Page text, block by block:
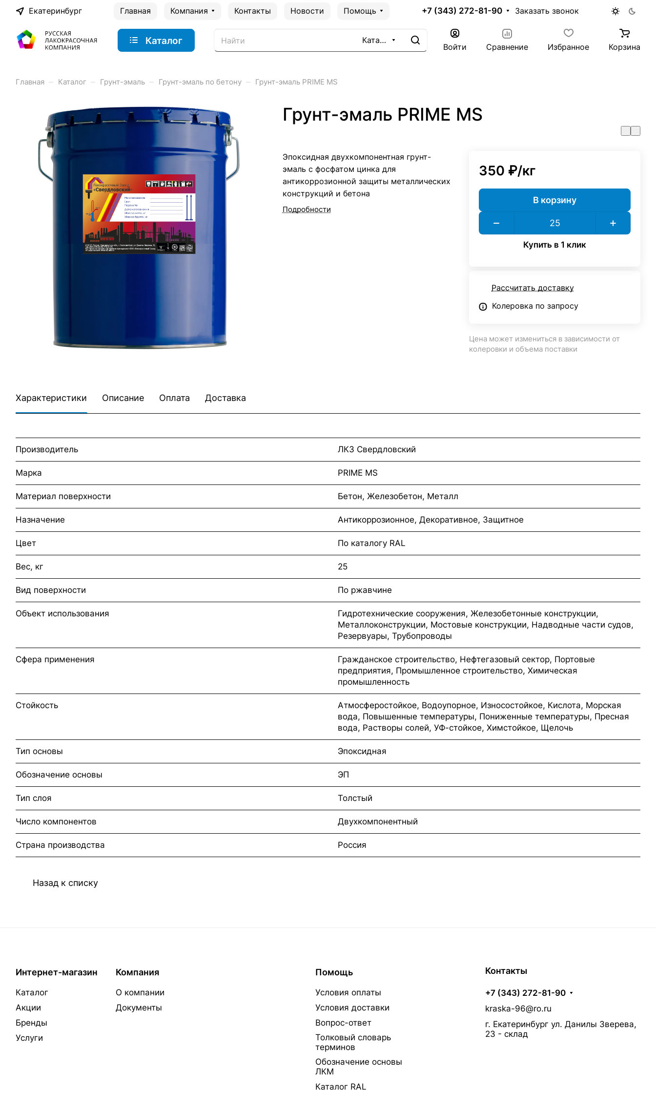
Екатеринбург Главная Компания Контакты Новости Помощь +7 (343) 272-81-90 Заказать звонок
Каталог Каталог
Войти Сравнение Избранное Корзина
Главная – Каталог – Грунт-эмаль – Грунт-эмаль по бетону – Грунт-эмаль PRIME MS
Грунт-эмаль PRIME MS
Эпоксидная двухкомпонентная грунт-
эмаль с фосфатом цинка для
антикоррозионной защиты металлических
конструкций и бетона
Подробности
350 ₽/кг
В корзину
Купить в 1 клик
Рассчитать доставку
Колеровка по запросу
Цена может измениться в зависимости от
колеровки и объема поставки
Характеристики Описание Оплата Доставка
Производитель ЛКЗ Свердловский
Марка PRIME MS
Материал поверхности Бетон, Железобетон, Металл
Назначение Антикоррозионное, Декоративное, Защитное
Цвет По каталогу RAL
Вес, кг 25
Вид поверхности По ржавчине
Объект использования
Гидротехнические сооружения, Железобетонные конструкции,
Металлоконструкции, Мостовые конструкции, Надводные части судов,
Резервуары, Трубопроводы
Сфера применения
Гражданское строительство, Нефтегазовый сектор, Портовые
предприятия, Промышленное строительство, Химическая
промышленность
Стойкость
Атмосферостойкое, Водоупорное, Износостойкое, Кислота, Морская
вода, Повышенные температуры, Пониженные температуры, Пресная
вода, Растворы солей, УФ-стойкое, Химстойкое, Щелочь
Тип основы Эпоксидная
Обозначение основы ЭП
Тип слоя Толстый
Число компонентов Двухкомпонентный
Страна производства Россия
Назад к списку
Интернет-магазин
Каталог
Акции
Бренды
Услуги
Компания
О компании
Документы
Помощь
Условия оплаты
Условия доставки
Вопрос-ответ
Толковый словарь
терминов
Обозначение основы
ЛКМ
Каталог RAL
Контакты
+7 (343) 272-81-90
kraska-96@ro.ru
г. Екатеринбург ул. Данилы Зверева,
23 - склад